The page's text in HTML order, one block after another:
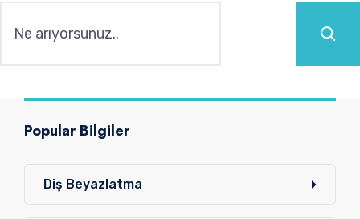
Popular Bilgiler
Diş Beyazlatma